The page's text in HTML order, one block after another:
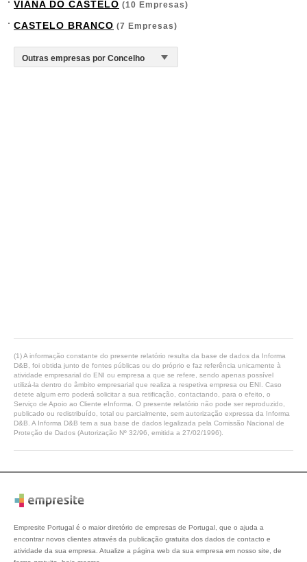
VIANA DO CASTELO (10 Empresas)
CASTELO BRANCO (7 Empresas)
(1) A informação constante do presente relatório resulta da base de dados da Informa
D&B, foi obtida junto de fontes públicas ou do próprio e faz referência unicamente à
atividade empresarial do ENI ou empresa a que se refere, sendo apenas possível
utilizá-la dentro do âmbito empresarial que realiza a respetiva empresa ou ENI. Caso
detete algum erro poderá solicitar a sua retificação, contactando, para o efeito, o
Serviço de Apoio ao Cliente eInforma. O presente relatório não pode ser reproduzido,
publicado ou redistribuído, total ou parcialmente, sem autorização expressa da Informa
D&B. A Informa D&B tem a sua base de dados legalizada pela Comissão Nacional de
Proteção de Dados (Autorização Nº 32/96, emitida a 27/02/1996).
Empresite Portugal é o maior diretório de empresas de Portugal, que o ajuda a
encontrar novos clientes através da publicação gratuita dos dados de contacto e
atividade da sua empresa. Atualize a página web da sua empresa em nosso site, de